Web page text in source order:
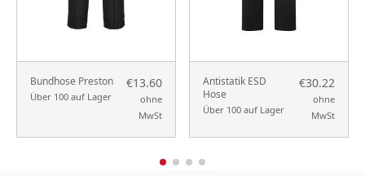
Bundhose Preston
Über 100 auf Lager
€13.60
ohne
MwSt
Antistatik ESD
Hose
Über 100 auf Lager
€30.22
ohne
MwSt